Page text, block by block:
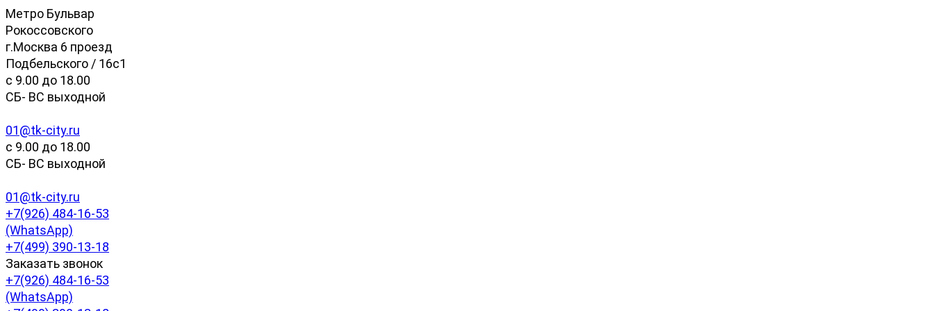
Метро Бульвар
Рокоссовского
г.Москва 6 проезд
Подбельского / 16с1
c 9.00 до 18.00
СБ- ВС выходной
01@tk-city.ru
c 9.00 до 18.00
СБ- ВС выходной
01@tk-city.ru
+7(926) 484-16-53
(WhatsApp)
+7(499) 390-13-18
Заказать звонок
+7(926) 484-16-53
(WhatsApp)